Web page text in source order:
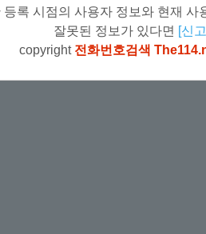
등록 시점의 사용자 정보와 현재 사
잘못된 정보가 있다면 [신
copyright 전화번호검색